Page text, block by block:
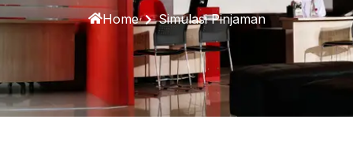
Home Simulasi Pinjaman